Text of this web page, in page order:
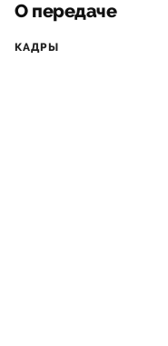
О передаче
КАДРЫ